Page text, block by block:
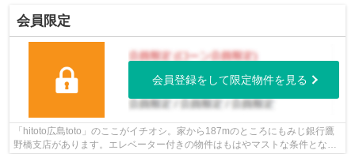
会員限定
会員登録をして限定物件を見る
「hitoto広島toto」のここがイチオシ。家から187mのところにもみじ銀行鷹
野橋支店があります。エレベーター付きの物件はもはやマストな条件となっ